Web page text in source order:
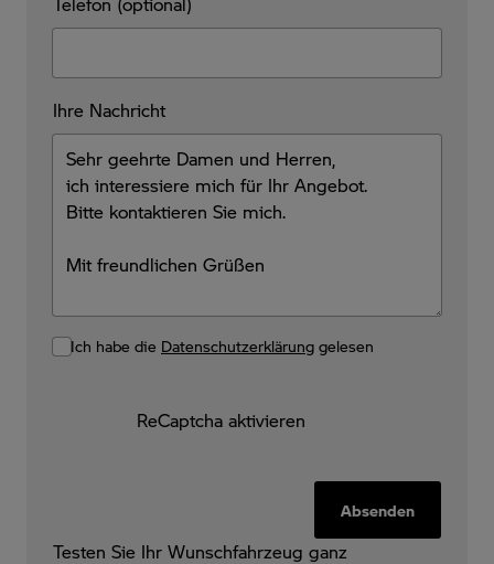
Ihre Nachricht
Ich habe die Datenschutzerklärung gelesen
ReCaptcha aktivieren
Absenden
Testen Sie Ihr Wunschfahrzeug ganz